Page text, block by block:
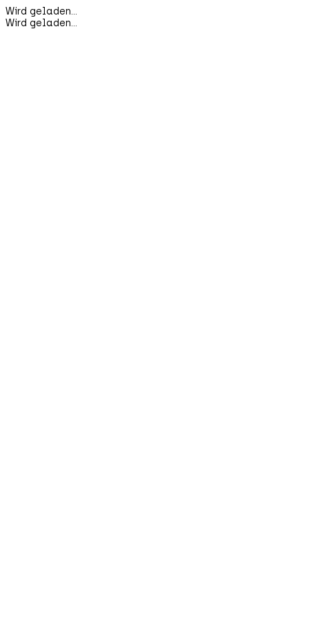
Wird geladen...
Wird geladen...